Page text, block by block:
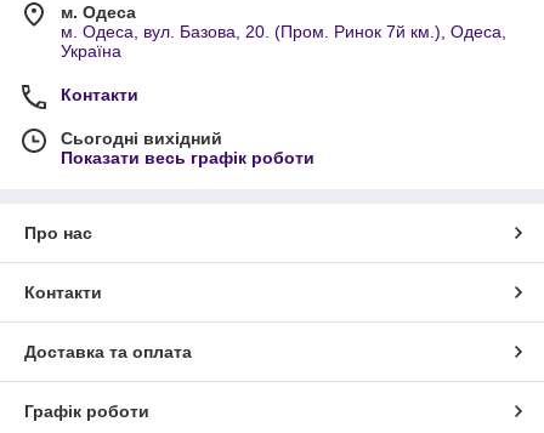
м. Одеса
м. Одеса, вул. Базова, 20. (Пром. Ринок 7й км.), Одеса,
Україна
Контакти
Сьогодні вихідний
Показати весь графік роботи
Про нас
Контакти
Доставка та оплата
Графік роботи